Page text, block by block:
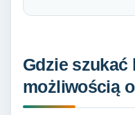
Gdzie szukać
możliwością